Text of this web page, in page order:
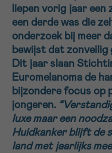
liepen vorig jaar
een derde was die
onderzoek bij meer
bewijst dat zonveilig
Dit jaar slaan
Euromelanoma de
bijzondere focus op
jongeren.
luxe maar een
Huidkanker blijft de
land met jaarlijks
16h-18h
Verder